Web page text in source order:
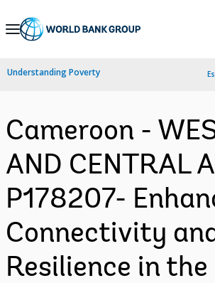
Skip
Navigation
Understanding Poverty
Cameroon -
AND CENTRAL
P178207-
Connectivity
Resilience in the